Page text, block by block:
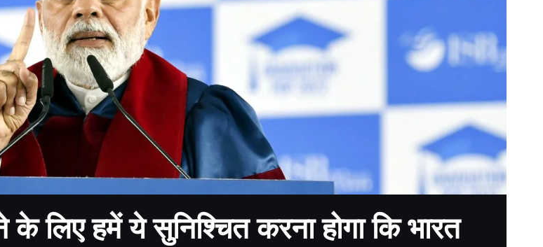
के लिए हमें ये सुनिश्चित करना होगा कि भारत